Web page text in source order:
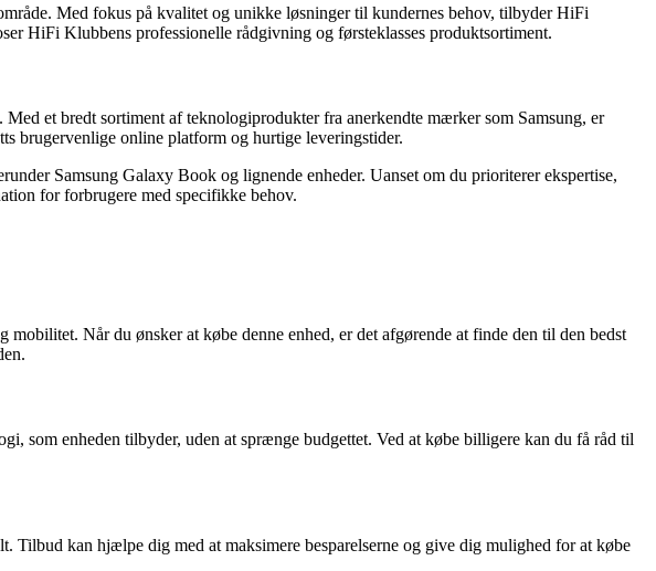
Med fokus på kvalitet og unikke løsninger til kundernes behov, tilbyder HiFi
HiFi Klubbens professionelle rådgivning og førsteklasses produktsortiment.
et bredt sortiment af teknologiprodukter fra anerkendte mærker som Samsung, er
brugervenlige online platform og hurtige leveringstider.
Samsung Galaxy Book og lignende enheder. Uanset om du prioriterer ekspertise,
for forbrugere med specifikke behov.
Når du ønsker at købe denne enhed, er det afgørende at finde den til den bedst
som enheden tilbyder, uden at sprænge budgettet. Ved at købe billigere kan du få råd til
kan hjælpe dig med at maksimere besparelserne og give dig mulighed for at købe